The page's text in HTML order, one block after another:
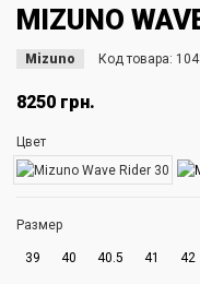
MIZUNO
Mizuno Код товара:
8250 грн.
Цвет
Размер
39 40 40.5 41 42